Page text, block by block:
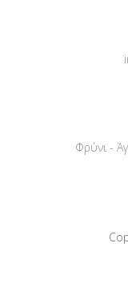
Φρύνι -